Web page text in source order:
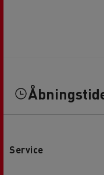
Service